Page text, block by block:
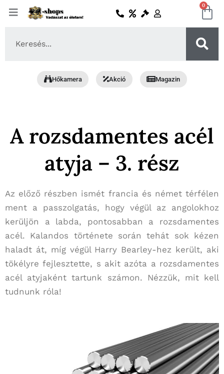
Skip
0
Hőkamera Akció Magazin
A rozsdamentes acél
atyja – 3. rész
Az előző részben ismét francia és német térfélen
ment a passzolgatás, hogy végül az angolokhoz
kerüljön a labda, pontosabban a rozsdamentes
acél. Kalandos története során tehát sok kézen
haladt át, míg végül Harry Bearley-hez került, aki
tökélyre fejlesztette, s akit azóta a rozsdamentes
acél atyjaként tartunk számon. Nézzük, mit kell
tudnunk róla!